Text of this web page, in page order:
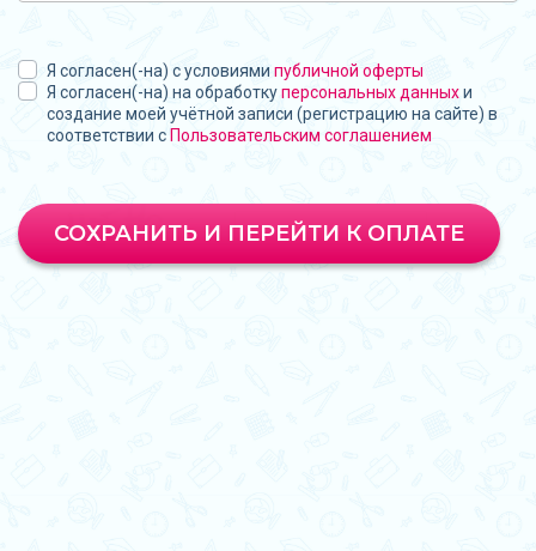
Я согласен(-на) с условиями публичной оферты
Я согласен(-на) на обработкуперсональных данныхи
создание моей учётной записи (регистрацию на сайте) в
соответствии с Пользовательским соглашением
СОХРАНИТЬ И ПЕРЕЙТИ К ОПЛАТЕ